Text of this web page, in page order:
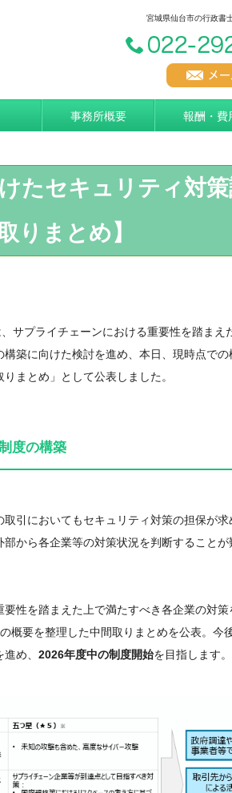
宮城県仙台市の行政書
事務所概要 報酬・費
たセキュリティ対
りまとめ】
サプライチェーンにおける重要性を踏まえ
築に向けた検討を進め、本日、現時点で
まとめ」として公表しました。
度の構築
引においてもセキュリティ対策の担保が
から各企業等の対策状況を判断すること
性を踏まえた上で満たすべき各企業の対
要を整理した中間取りまとめを公表。今
め、 2026年度中の制度開始を目指します。